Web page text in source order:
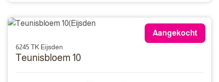
Aangekocht
6245 TK Eijsden
Teunisbloem 10